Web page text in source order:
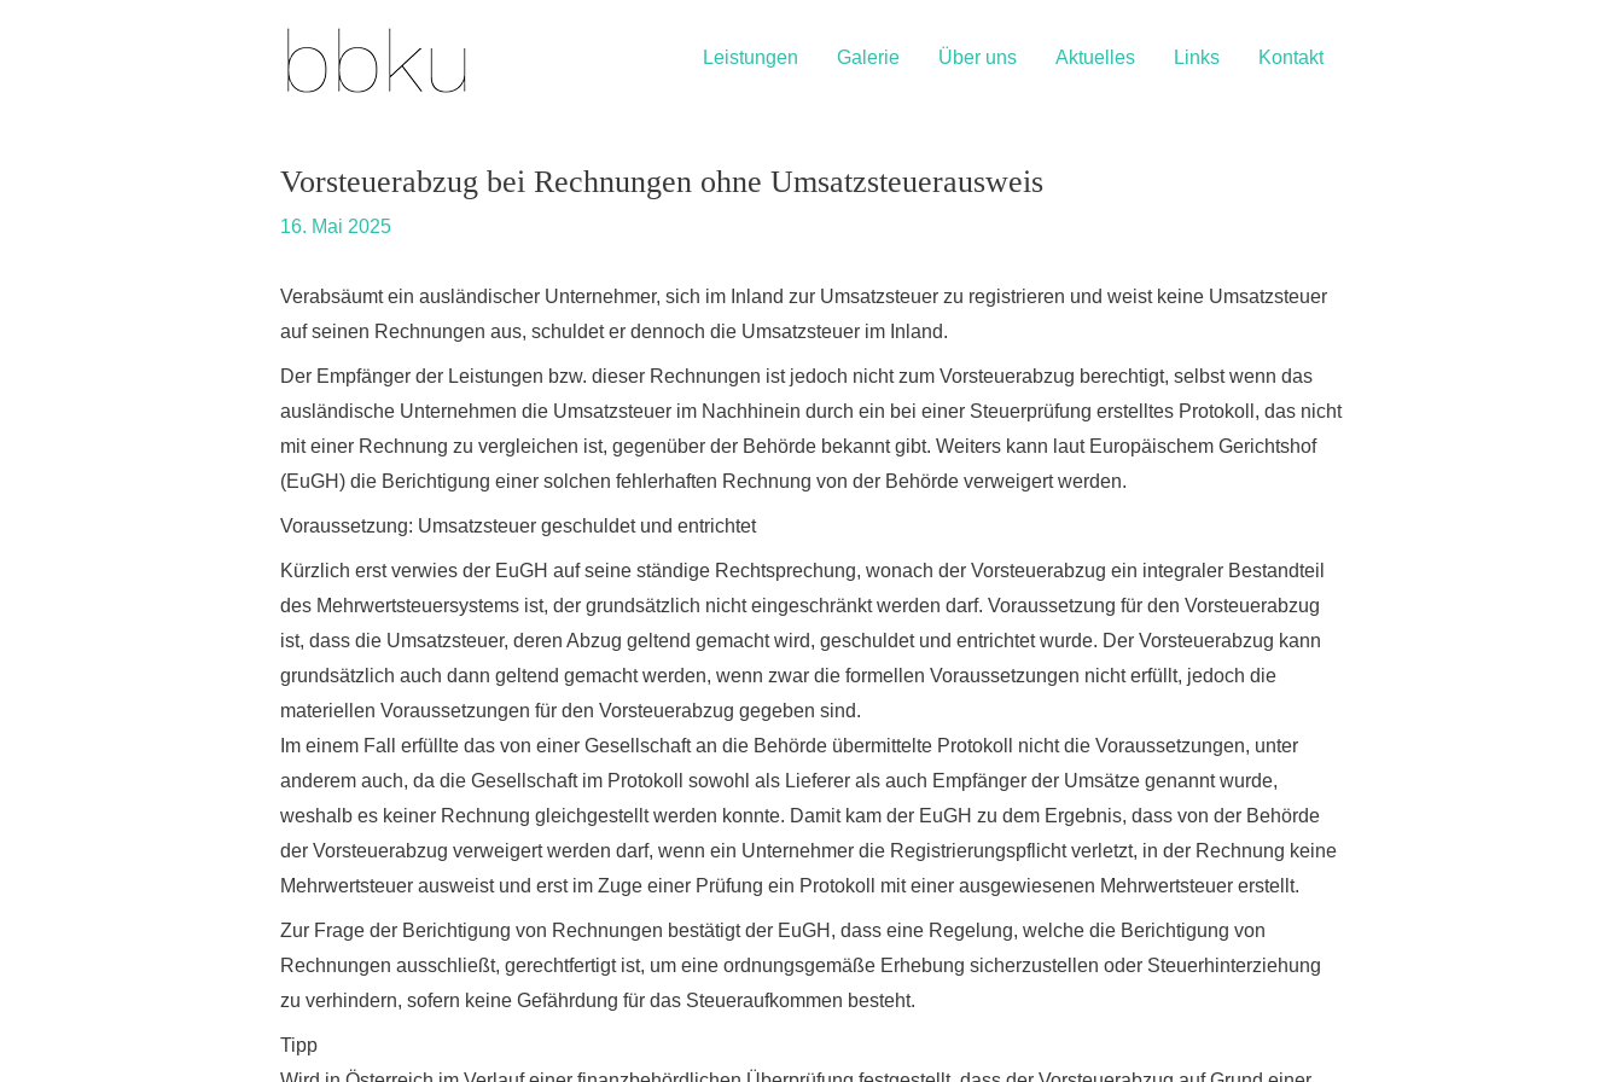
Leistungen Galerie Über uns Aktuelles Links Kontakt
Vorsteuerabzug bei Rechnungen ohne Umsatzsteuerausweis
16. Mai 2025
Verabsäumt ein ausländischer Unternehmer, sich im Inland zur Umsatzsteuer zu registrieren und weist keine Umsatzsteuer
auf seinen Rechnungen aus, schuldet er dennoch die Umsatzsteuer im Inland.
Der Empfänger der Leistungen bzw. dieser Rechnungen ist jedoch nicht zum Vorsteuerabzug berechtigt, selbst wenn das
ausländische Unternehmen die Umsatzsteuer im Nachhinein durch ein bei einer Steuerprüfung erstelltes Protokoll, das nicht
mit einer Rechnung zu vergleichen ist, gegenüber der Behörde bekannt gibt. Weiters kann laut Europäischem Gerichtshof
(EuGH) die Berichtigung einer solchen fehlerhaften Rechnung von der Behörde verweigert werden.
Voraussetzung: Umsatzsteuer geschuldet und entrichtet
Kürzlich erst verwies der EuGH auf seine ständige Rechtsprechung, wonach der Vorsteuerabzug ein integraler Bestandteil
des Mehrwertsteuersystems ist, der grundsätzlich nicht eingeschränkt werden darf. Voraussetzung für den Vorsteuerabzug
ist, dass die Umsatzsteuer, deren Abzug geltend gemacht wird, geschuldet und entrichtet wurde. Der Vorsteuerabzug kann
grundsätzlich auch dann geltend gemacht werden, wenn zwar die formellen Voraussetzungen nicht erfüllt, jedoch die
materiellen Voraussetzungen für den Vorsteuerabzug gegeben sind.
Im einem Fall erfüllte das von einer Gesellschaft an die Behörde übermittelte Protokoll nicht die Voraussetzungen, unter
anderem auch, da die Gesellschaft im Protokoll sowohl als Lieferer als auch Empfänger der Umsätze genannt wurde,
weshalb es keiner Rechnung gleichgestellt werden konnte. Damit kam der EuGH zu dem Ergebnis, dass von der Behörde
der Vorsteuerabzug verweigert werden darf, wenn ein Unternehmer die Registrierungspflicht verletzt, in der Rechnung keine
Mehrwertsteuer ausweist und erst im Zuge einer Prüfung ein Protokoll mit einer ausgewiesenen Mehrwertsteuer erstellt.
Zur Frage der Berichtigung von Rechnungen bestätigt der EuGH, dass eine Regelung, welche die Berichtigung von
Rechnungen ausschließt, gerechtfertigt ist, um eine ordnungsgemäße Erhebung sicherzustellen oder Steuerhinterziehung
zu verhindern, sofern keine Gefährdung für das Steueraufkommen besteht.
Tipp
navigation